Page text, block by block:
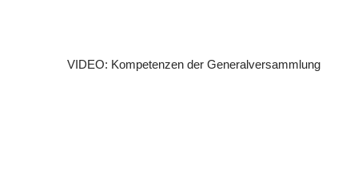
VIDEO: Kompetenzen der Generalversammlung